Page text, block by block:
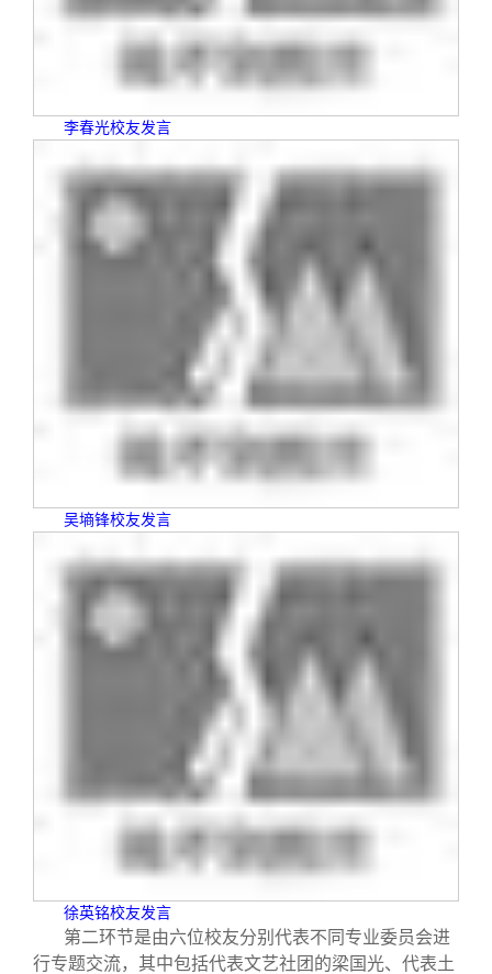
李春光校友发言
吴墒锋校友发言
徐英铭校友发言
第二环节是由六位校友分别代表不同专业委员会进
行专题交流，其中包括代表文艺社团的梁国光、代表土